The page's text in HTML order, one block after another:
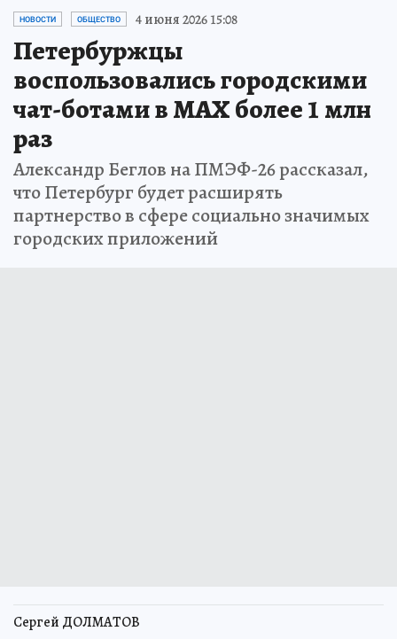
НОВОСТИ ОБЩЕСТВО 4 июня 2026 15:08
Петербуржцы
воспользовались городскими
чат-ботами в MAX более 1 млн
раз
Александр Беглов на ПМЭФ-26 рассказал,
что Петербург будет расширять
партнерство в сфере социально значимых
городских приложений
Сергей ДОЛМАТОВ